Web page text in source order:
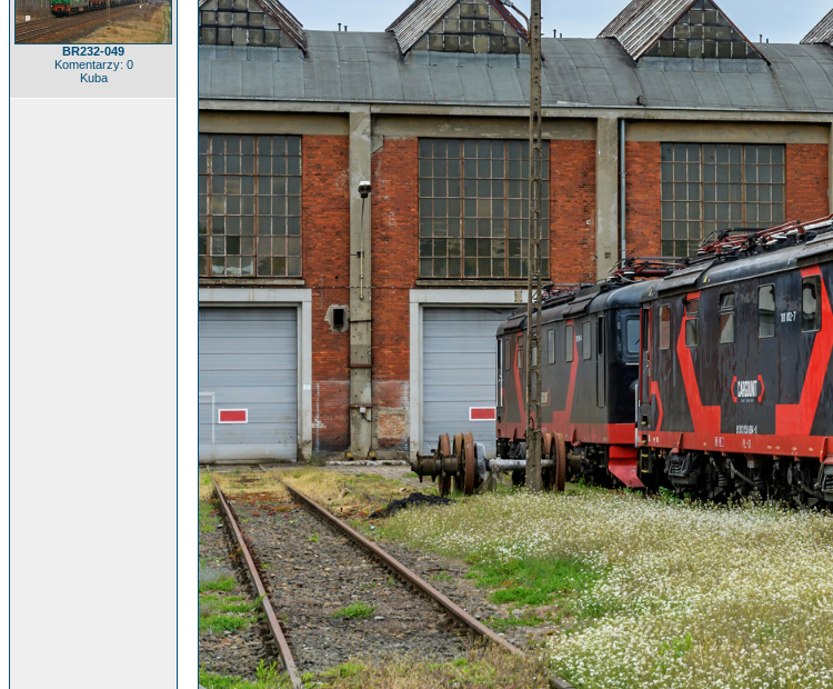
BR232-049
Komentarzy: 0
Kuba